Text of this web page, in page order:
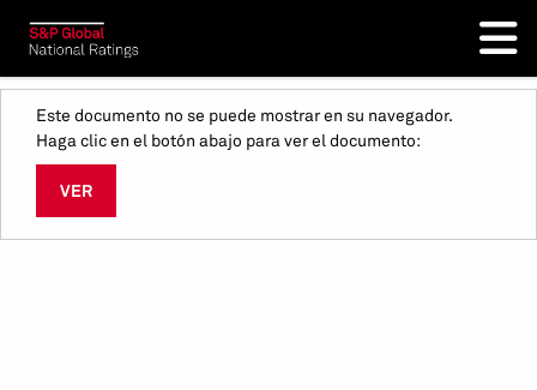
Este documento no se puede mostrar en su navegador.
Haga clic en el botón abajo para ver el documento:
VER